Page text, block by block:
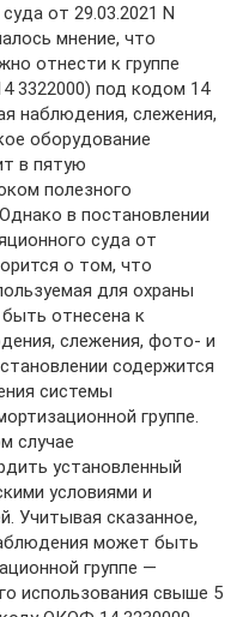
от 29.03.2021 N
мнение, что
отнести к группе
3322000) под кодом 14
наблюдения, слежения,
оборудование
в пятую
полезного
в постановлении
суда от
о том, что
для охраны
отнесена к
слежения, фото- и
содержится
системы
группе.
случае
установленный
условиями и
Учитывая сказанное,
может быть
группе —
использования свыше 5